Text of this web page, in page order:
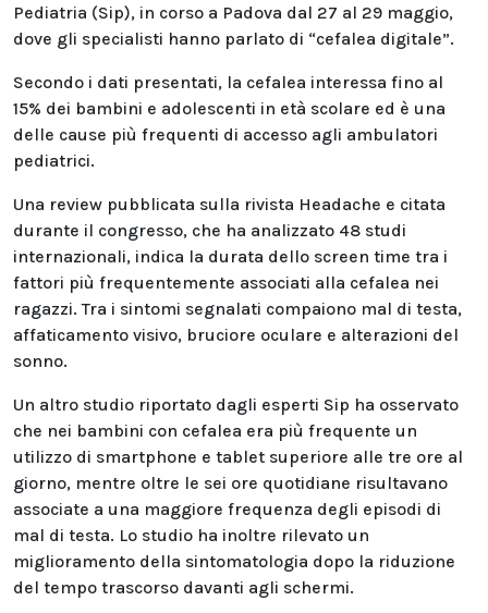
Pediatria (Sip), in corso a Padova dal 27 al 29 maggio,
dove gli specialisti hanno parlato di “cefalea digitale”.
Secondo i dati presentati, la cefalea interessa fino al
15% dei bambini e adolescenti in età scolare ed è una
delle cause più frequenti di accesso agli ambulatori
pediatrici.
Una review pubblicata sulla rivista Headache e citata
durante il congresso, che ha analizzato 48 studi
internazionali, indica la durata dello screen time tra i
fattori più frequentemente associati alla cefalea nei
ragazzi. Tra i sintomi segnalati compaiono mal di testa,
affaticamento visivo, bruciore oculare e alterazioni del
sonno.
Un altro studio riportato dagli esperti Sip ha osservato
che nei bambini con cefalea era più frequente un
utilizzo di smartphone e tablet superiore alle tre ore al
giorno, mentre oltre le sei ore quotidiane risultavano
associate a una maggiore frequenza degli episodi di
mal di testa. Lo studio ha inoltre rilevato un
miglioramento della sintomatologia dopo la riduzione
del tempo trascorso davanti agli schermi.